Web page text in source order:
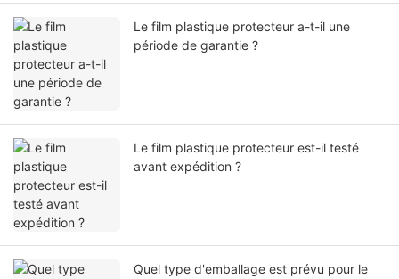
Le film plastique protecteur a-t-il une
période de garantie ?
Le film plastique protecteur est-il testé
avant expédition ?
Quel type d'emballage est prévu pour le